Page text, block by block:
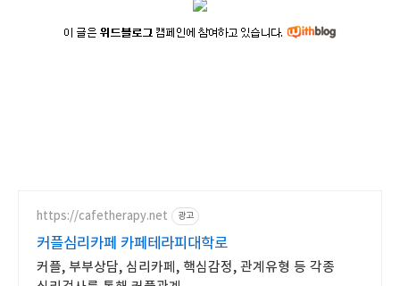
https://cafetherapy.net 광고
커플심리카페 카페테라피대학로
커플, 부부상담, 심리카페, 핵심감정, 관계유형 등 각종